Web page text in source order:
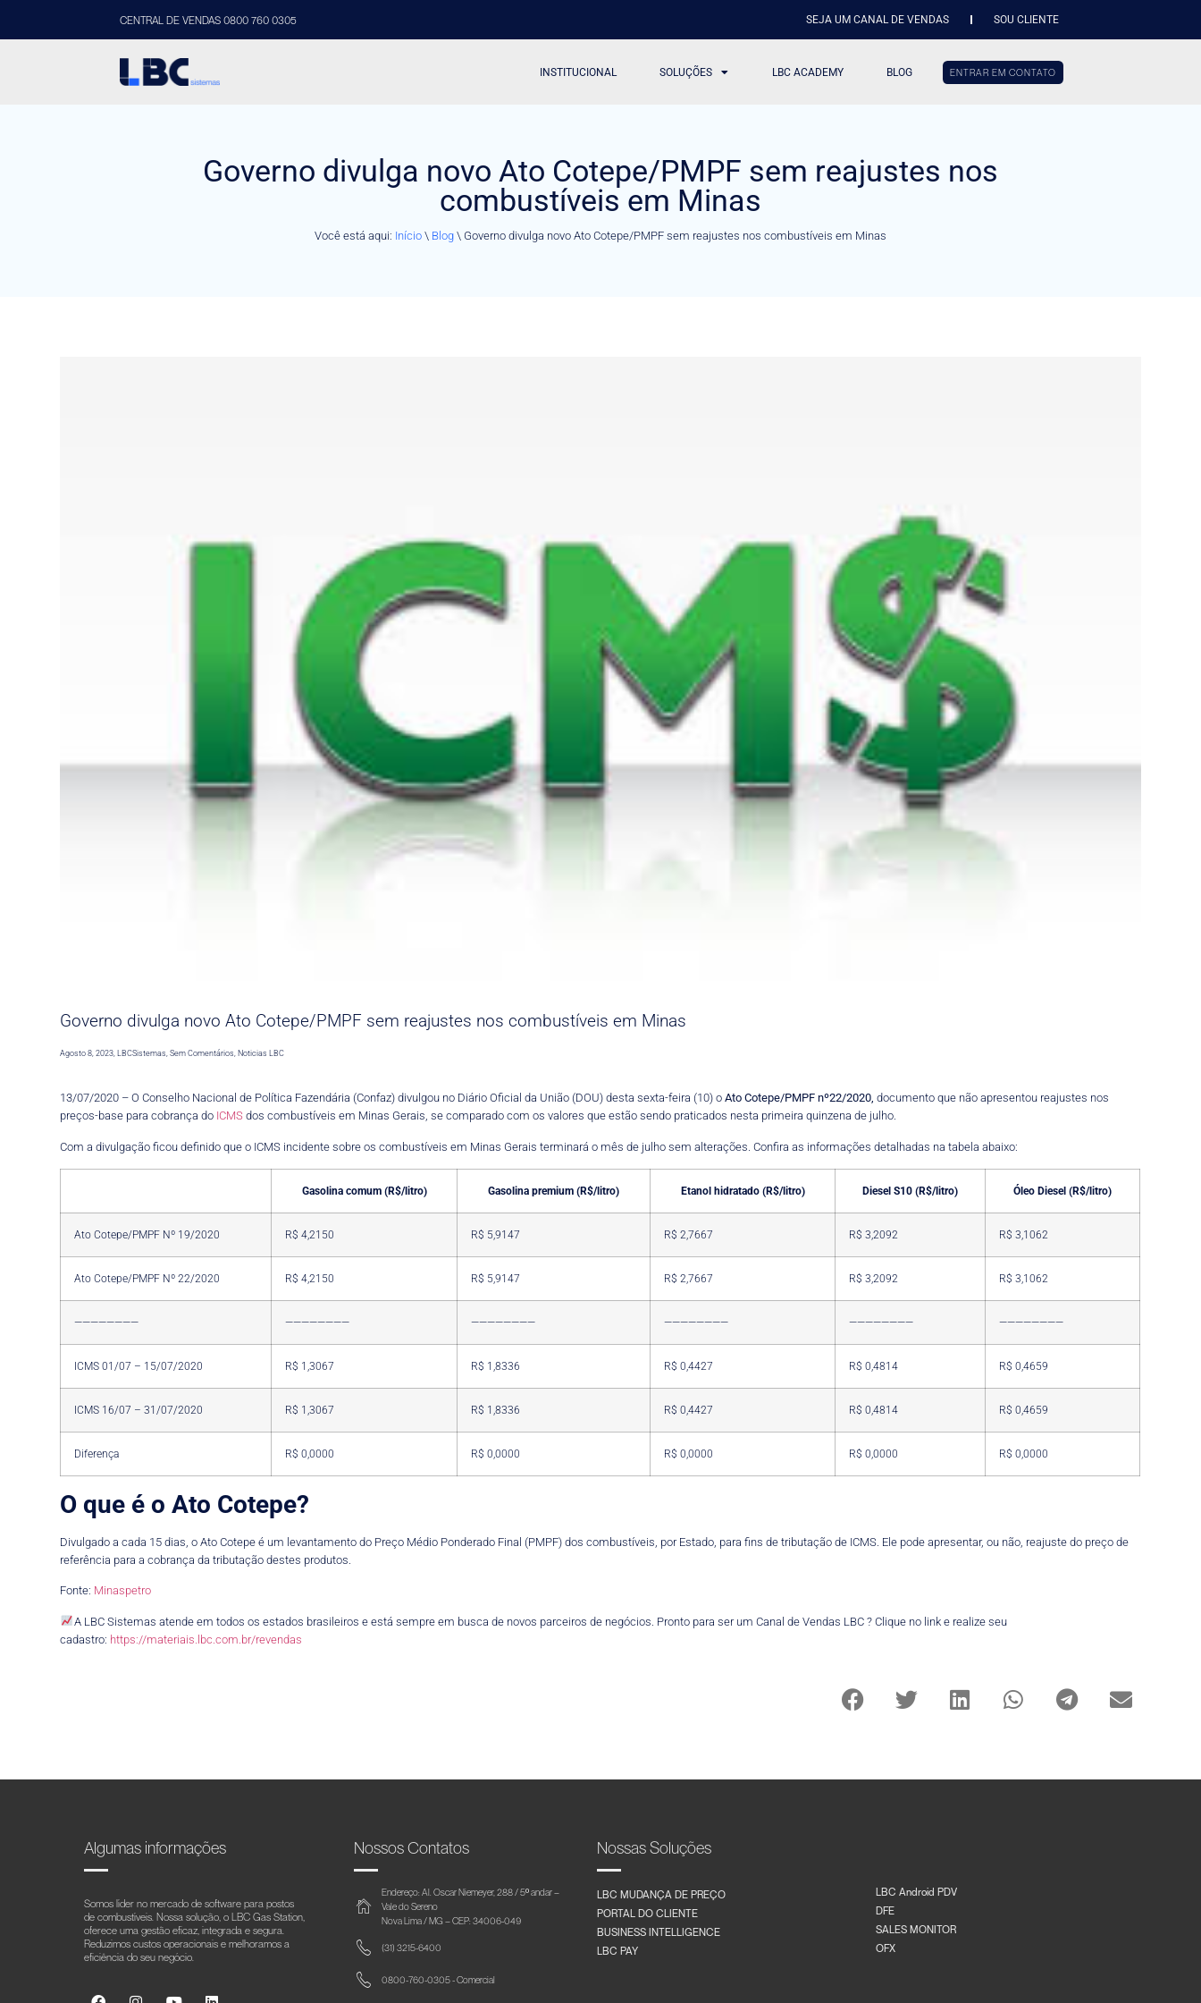
CENTRAL DE VENDAS 0800 760 0305 SEJA UM CANAL DE VENDAS SOU CLIENTE
INSTITUCIONAL SOLUÇÕES LBC ACADEMY BLOG ENTRAR EM CONTATO
Governo divulga novo Ato Cotepe/PMPF sem reajustes nos
combustíveis em Minas
Você está aqui: Início \ Blog \ Governo divulga novo Ato Cotepe/PMPF sem reajustes nos combustíveis em Minas
Governo divulga novo Ato Cotepe/PMPF sem reajustes nos combustíveis em Minas
Agosto 8, 2023 ,LBCSistemas Sem Comentários Noticias LBC
13/07/2020 – O Conselho Nacional de Política Fazendária (Confaz) divulgou no Diário Oficial da União (DOU) desta sexta-feira (10) oAto Cotepe/PMPF nº22/2020, documento que não apresentou reajustes nos
preços-base para cobrança do ICMS dos combustíveis em Minas Gerais, se comparado com os valores que estão sendo praticados nesta primeira quinzena de julho.
Com a divulgação ficou definido que o ICMS incidente sobre os combustíveis em Minas Gerais terminará o mês de julho sem alterações. Confira as informações detalhadas na tabela abaixo:
Gasolina comum (R$/litro) Gasolina premium (R$/litro) Etanol hidratado (R$/litro) Diesel S10 (R$/litro) Óleo Diesel (R$/litro)
Ato Cotepe/PMPF Nº 19/2020 R$ 4,2150 R$ 5,9147 R$ 2,7667 R$ 3,2092 R$ 3,1062
Ato Cotepe/PMPF Nº 22/2020 R$ 4,2150 R$ 5,9147 R$ 2,7667 R$ 3,2092 R$ 3,1062
———————— ———————— ———————— ———————— ———————— ————————
ICMS 01/07 – 15/07/2020 R$ 1,3067 R$ 1,8336 R$ 0,4427 R$ 0,4814 R$ 0,4659
ICMS 16/07 – 31/07/2020 R$ 1,3067 R$ 1,8336 R$ 0,4427 R$ 0,4814 R$ 0,4659
Diferença R$ 0,0000 R$ 0,0000 R$ 0,0000 R$ 0,0000 R$ 0,0000
O que é o Ato Cotepe?
Divulgado a cada 15 dias, o Ato Cotepe é um levantamento do Preço Médio Ponderado Final (PMPF) dos combustíveis, por Estado, para fins de tributação de ICMS. Ele pode apresentar, ou não, reajuste do preço de
referência para a cobrança da tributação destes produtos.
Fonte: Minaspetro
A LBC Sistemas atende em todos os estados brasileiros e está sempre em busca de novos parceiros de negócios. Pronto para ser um Canal de Vendas LBC ? Clique no link e realize seu
cadastro: https://materiais.lbc.com.br/revendas
Algumas informações
Somos líder no mercado de software para postos
de combustíveis. Nossa solução, o LBC Gas Station,
oferece uma gestão eficaz, integrada e segura.
Reduzimos custos operacionais e melhoramos a
eficiência do seu negócio.
Nossos Contatos
Endereço: Al. Oscar Niemeyer, 288 / 5º andar –
Vale do Sereno
Nova Lima / MG – CEP: 34006-049
(31) 3215-6400
0800-760-0305 - Comercial
Nossas Soluções
LBC MUDANÇA DE PREÇO
PORTAL DO CLIENTE
BUSINESS INTELLIGENCE
LBC PAY
LBC Android PDV
DFE
SALES MONITOR
OFX